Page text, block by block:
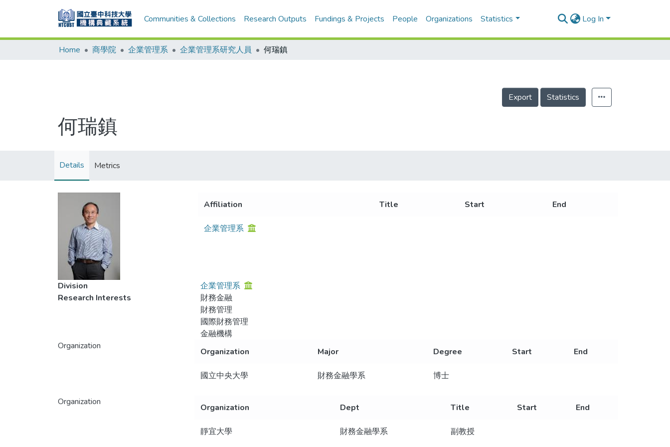
Communities & Collections Research Outputs Fundings & Projects People Organizations Statistics Log In
Home 商學院 企業管理系 企業管理系研究人員 何瑞鎮
Export Statistics
何瑞鎮
Details Metrics
Affiliation Title Start End
企業管理系
Division
企業管理系
Research Interests
財務金融
財務管理
國際財務管理
金融機構
Organization
Organization Major Degree Start End
國立中央大學 財務金融學系 博士
Organization
Organization Dept Title Start End
靜宜大學 財務金融學系 副教授